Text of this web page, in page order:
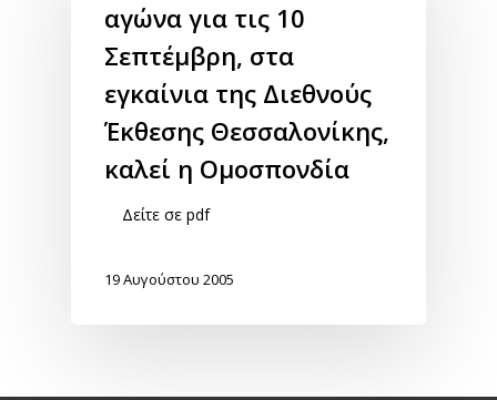
αγώνα για τις 10
Σεπτέμβρη, στα
εγκαίνια της Διεθνούς
Έκθεσης Θεσσαλονίκης,
καλεί η Ομοσπονδία
Δείτε σε pdf
19 Αυγούστου 2005